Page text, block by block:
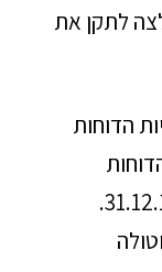
לתקן את
הדוחות
את הדוחות
המאוחדים לשנה שנסתיימה ביום 31.12.14.